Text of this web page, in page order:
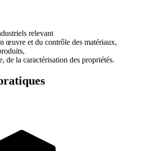
relevant
œuvre et du contrôle des matériaux,
de la caractérisation des propriétés.